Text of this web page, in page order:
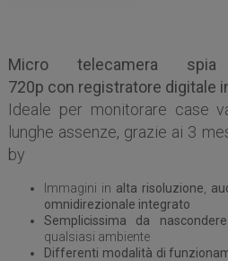
Micro telecamera
720p con registratore digitale
Ideale per monitorare case
lunghe assenze, grazie ai 3
by
Immagini in alta risoluzione
omnidirezionale integrato
Semplicissima da nascondere
qualsiasi ambiente
Differenti modalità di